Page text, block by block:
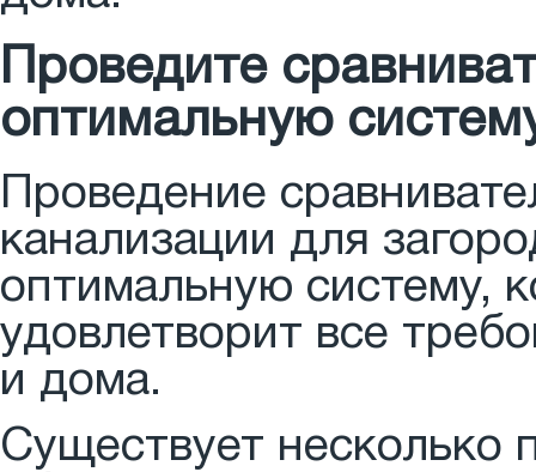
Проведите
оптимальную
Проведение
канализации для
оптимальную систему,
удовлетворит все
и дома.
Существует несколько